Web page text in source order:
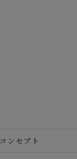
コンセプト